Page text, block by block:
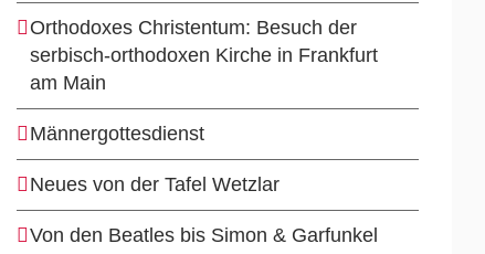
Orthodoxes Christentum: Besuch der
serbisch-orthodoxen Kirche in Frankfurt
am Main
Männergottesdienst
Neues von der Tafel Wetzlar
Von den Beatles bis Simon & Garfunkel